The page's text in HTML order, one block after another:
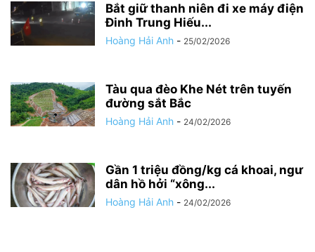
Bắt giữ thanh niên đi xe máy điện
Đinh Trung Hiếu...
Hoàng Hải Anh - 25/02/2026
Tàu qua đèo Khe Nét trên tuyến
đường sắt Bắc
Hoàng Hải Anh - 24/02/2026
Gần 1 triệu đồng/kg cá khoai, ngư
dân hồ hởi “xông...
Hoàng Hải Anh - 24/02/2026